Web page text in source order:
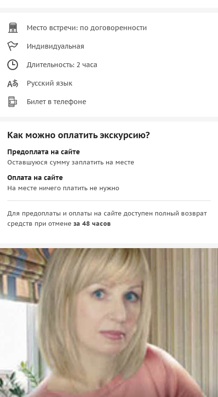
Место встречи: по договоренности
Индивидуальная
Длительность: 2 часа
Русский язык
Билет в телефоне
Как можно оплатить экскурсию?
Предоплата на сайте
Оставшуюся сумму заплатить на месте
Оплата на сайте
На месте ничего платить не нужно
Для предоплаты и оплаты на сайте доступен полный возврат
средств при отмене за 48 часов